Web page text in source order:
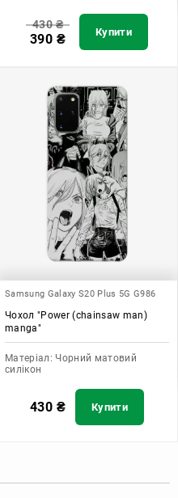
430₴
390 ₴ Купити
Samsung Galaxy S20 Plus 5G G986
Чохол "Power (chainsaw man)
manga"
Матеріал: Чорний матовий
силікон
430 ₴ Купити